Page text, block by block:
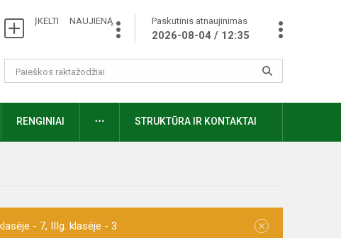
ĮKELTI NAUJIENĄ Paskutinis atnaujinimas
2026-08-04 / 12:35
RENGINIAI STRUKTŪRA IR KONTAKTAI
- 7, IIIg. klasėje - 3 ×